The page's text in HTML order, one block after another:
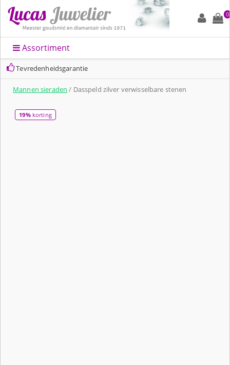
0
Assortiment
Tevredenheidsgarantie
Mannen sieraden / Dasspeld zilver verwisselbare stenen
19%korting